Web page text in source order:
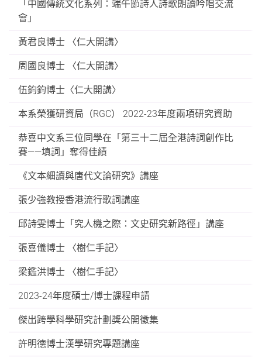
「中國傳統文化系列：端午節詩人詩歌朗讀吟唱交流
會」
黃君良博士 〈仁大開講〉
周國良博士 〈仁大開講〉
伍鈞鈞博士〈仁大開講〉
本系榮獲研資局（RGC） 2022-23年度兩項研究資助
恭喜中文系三位同學在「第三十二屆全港詩詞創作比
賽——填詞」奪得佳績
《文本細讀與唐代文論研究》講座
張少強教授香港流行歌詞講座
邱詩雯博士「究人機之際：文史研究新路徑」講座
張喜儀博士 〈樹仁手記〉
梁鑑洪博士 〈樹仁手記〉
2023-24年度碩士/博士課程申請
傑出跨學科學研究計劃獎公開徵集
許明德博士漢學研究專題講座